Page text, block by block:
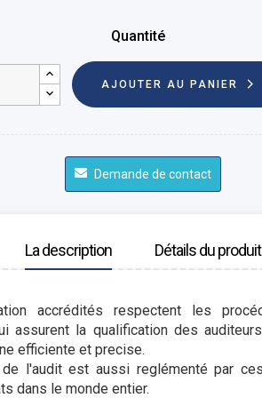
Quantité
AJOUTER AU PANIER
Demande de contact
La description Détails du produit
accrédités respectent les
assurent la qualification des
efficiente et precise.
l'audit est aussi reglémenté par
dans le monde entier.